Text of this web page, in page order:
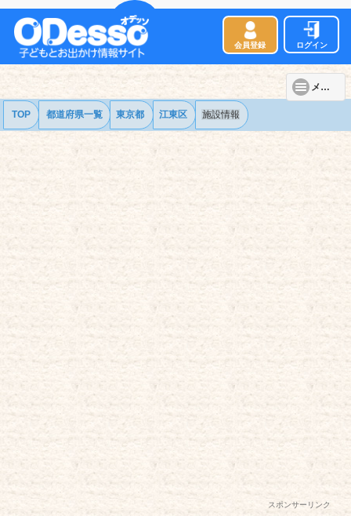
会員登録 ログイン
メニュー
TOP 都道府県一覧 東京都 江東区 施設情報
スポンサーリンク